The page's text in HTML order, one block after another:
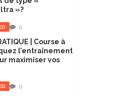
»?
0
| Course à
l’entraînement
maximiser vos
0